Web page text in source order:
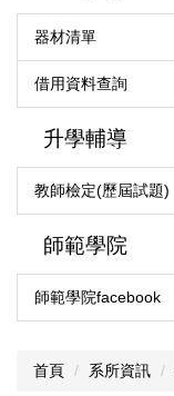
器材清單
借用資料查詢
升學輔導
教師檢定(歷屆試題)
師範學院
師範學院facebook
首頁 系所資訊